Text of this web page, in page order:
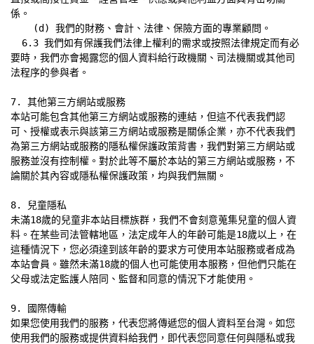
係。
要時，我們亦會揭露您的個人資料給行政機關、司法機關或其他司
法程序的參與者。
7. 其他第三方網站或服務
本站可能包含其他第三方網站或服務的連結，但這不代表我們認
可、授權或表示與該第三方網站或服務是關係企業，亦不代表我們
為第三方網站或服務的隱私權保護政策背書，我們對第三方網站或
服務並沒有控制權。對於此等不屬於本站的第三方網站或服務，不
論關於其內容或隱私權保護政策，均與我們無關。
8. 兒童隱私
未滿18歲的兒童非本站目標族群，我們不會刻意蒐集兒童的個人資
料。在某些司法管轄地區，法定成年人的年齡可能是18歲以上，在
這種情況下，您必須達到該年齡的要求方可使用本站服務或者成為
本站會員。雖然未滿18歲的個人也可能使用本服務，但他們只能在
父母或法定監護人陪同、監督和同意的情況下才能使用。
9. 國際傳輸
如果您使用我們的服務，代表您將傳遞您的個人資料至台灣。如您
使用我們的服務或提供資料給我們，即代表您同意任何與隱私或我